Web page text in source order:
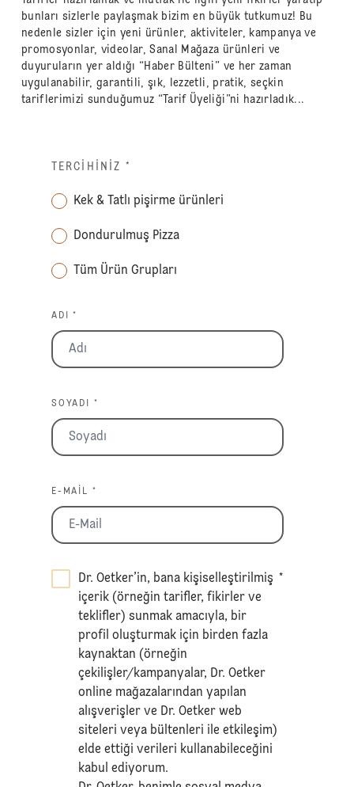
bunları sizlerle paylaşmak bizim en büyük tutkumuz! Bu
nedenle sizler için yeni ürünler, aktiviteler, kampanya ve
promosyonlar, videolar, Sanal Mağaza ürünleri ve
duyuruların yer aldığı “Haber Bülteni” ve her zaman
uygulanabilir, garantili, şık, lezzetli, pratik, seçkin
tariflerimizi sunduğumuz “Tarif Üyeliği”ni hazırladık...
TERCIHINIZ *
Kek & Tatlı pişirme ürünleri
Dondurulmuş Pizza
Tüm Ürün Grupları
ADI *
SOYADI *
E-MAIL *
Dr. Oetker’in, bana kişiselleştirilmiş
içerik (örneğin tarifler, fikirler ve
teklifler) sunmak amacıyla, bir
profil oluşturmak için birden fazla
kaynaktan (örneğin
çekilişler/kampanyalar, Dr. Oetker
online mağazalarından yapılan
alışverişler ve Dr. Oetker web
siteleri veya bültenleri ile etkileşim)
elde ettiği verileri kullanabileceğini
kabul ediyorum.
*